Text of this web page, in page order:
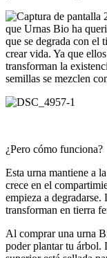
que Urnas Bio ha
que se degrada con el
crear vida. Ya que
transforman la
semillas se mezclen
¿Pero cómo funciona?
Esta urna mantiene a
crece en el
empieza a
transforman en tierra
Al comprar una urna
poder plantar tu árbol.